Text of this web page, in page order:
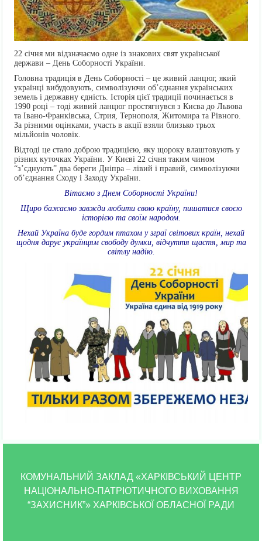
22 січня ми відзначаємо одне із знакових свят української
держави – День Соборності України.
Головна традиція в День Соборності – це живий ланцюг, який
українці вибудовують, символізуючи об’єднання українських
земель і державну єдність. Історія цієї традиції починається в
1990 році – тоді живий ланцюг простягнувся з Києва до Львова
та Івано-Франківська, Стрия, Тернополя, Житомира та Рівного.
За різними оцінками, участь в акції взяли близько трьох
мільйонів чоловік.
Відтоді це стало доброю традицією, яку щороку влаштовують у
різних куточках України. У Києві 22 січня таким чином
“з’єднують” два береги Дніпра – лівий і правий, символізуючи
об’єднання Сходу і Заходу України.
Вітаємо з Днем Соборності України!
Щиро бажаємо завжди любити свою країну, пишатися своєю
історією та своїм народом.
Нехай Україна буде гордим птахом у зграї світових країн, нехай
щодня дарує українцям свободу думки, відчуття щастя, мир та
світлу надію.
КОМУНАЛЬНИЙ ЗАКЛАД «ХАРКІВСЬКИЙ ЦЕНТР
НАЦІОНАЛЬНО-ПАТРІОТИЧНОГО ВИХОВАННЯ
“ЗАХИСНИК”» ХАРКІВСЬКОЇ ОБЛАСНОЇ РАДИ